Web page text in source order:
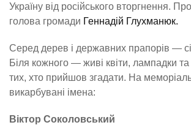
Україну від російського вторгнення.
голова громади Геннадій Глухманюк.
Серед дерев і державних прапорів —
Біля кожного — живі квіти, лампадки та
тих, хто прийшов згадати. На
викарбувані імена:
Віктор Соколовський